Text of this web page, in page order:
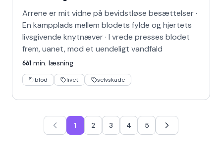
Arrene er mit vidne på bevidstløse besættelser ·
En kampplads mellem blodets fylde og hjertets
livsgivende knytnæver · I vrede presses blodet
frem, uanet, mod et uendeligt vandfald
1 min. læsning
blod livet selvskade
1 2 3 4 5